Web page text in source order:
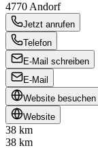
4770 Andorf
Jetzt anrufen
Telefon
E-Mail schreiben
E-Mail
Website besuchen
Website
38 km
38 km